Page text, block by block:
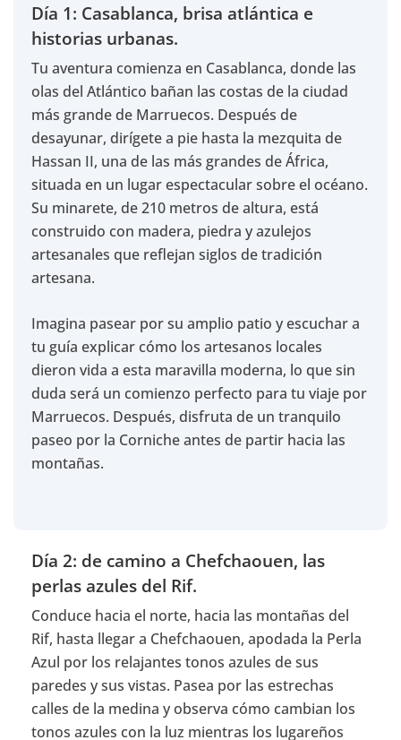
Día 1: Casablanca, brisa atlántica e
historias urbanas.
Tu aventura comienza en Casablanca, donde las
olas del Atlántico bañan las costas de la ciudad
más grande de Marruecos. Después de
desayunar, dirígete a pie hasta la mezquita de
Hassan II, una de las más grandes de África,
situada en un lugar espectacular sobre el océano.
Su minarete, de 210 metros de altura, está
construido con madera, piedra y azulejos
artesanales que reflejan siglos de tradición
artesana.
Imagina pasear por su amplio patio y escuchar a
tu guía explicar cómo los artesanos locales
dieron vida a esta maravilla moderna, lo que sin
duda será un comienzo perfecto para tu viaje por
Marruecos. Después, disfruta de un tranquilo
paseo por la Corniche antes de partir hacia las
montañas.
Día 2: de camino a Chefchaouen, las
perlas azules del Rif.
Conduce hacia el norte, hacia las montañas del
Rif, hasta llegar a Chefchaouen, apodada la Perla
Azul por los relajantes tonos azules de sus
paredes y sus vistas. Pasea por las estrechas
calles de la medina y observa cómo cambian los
tonos azules con la luz mientras los lugareños